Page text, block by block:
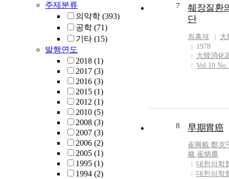
주제분류
의약학 (393)
공학 (71)
기타 (15)
발행연도
2018 (1)
2017 (3)
2016 (3)
2015 (1)
2012 (1)
2010 (5)
2008 (3)
2007 (3)
2006 (2)
2005 (1)
1995 (1)
1994 (2)
7
췌장질환
단
최흥재
大
1978
大韓消化
Vol.10
8 早期胃癌
崔興載,鄭克
龍,崔炳肅
대한의학
대한의학